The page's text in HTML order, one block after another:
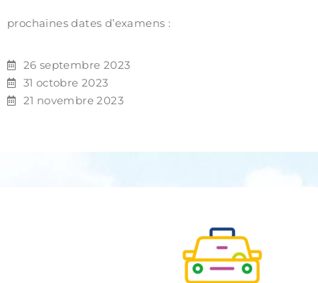
prochaines dates d’examens :
26 septembre 2023
31 octobre 2023
21 novembre 2023